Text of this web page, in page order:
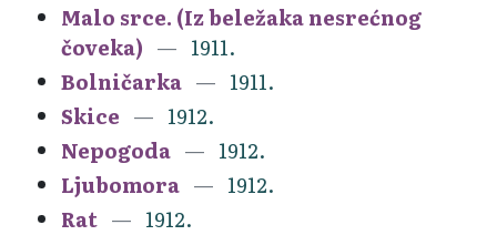
Malo srce. (Iz beležaka nesrećnog
čoveka)
1911.
Bolničarka
1911.
Skice
1912.
Nepogoda
1912.
Ljubomora
1912.
Rat
1912.